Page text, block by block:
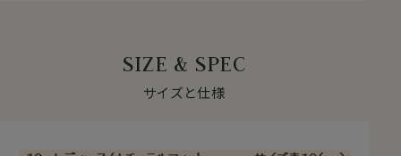
★プレミアムコットン＝ペルヴィアンピマ使用
SIZE & SPEC
サイズと仕様